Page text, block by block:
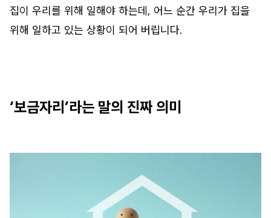
집이 우리를 위해 일해야 하는데, 어느 순간 우리가 집을
위해 일하고 있는 상황이 되어 버립니다.
‘보금자리’라는 말의 진짜 의미